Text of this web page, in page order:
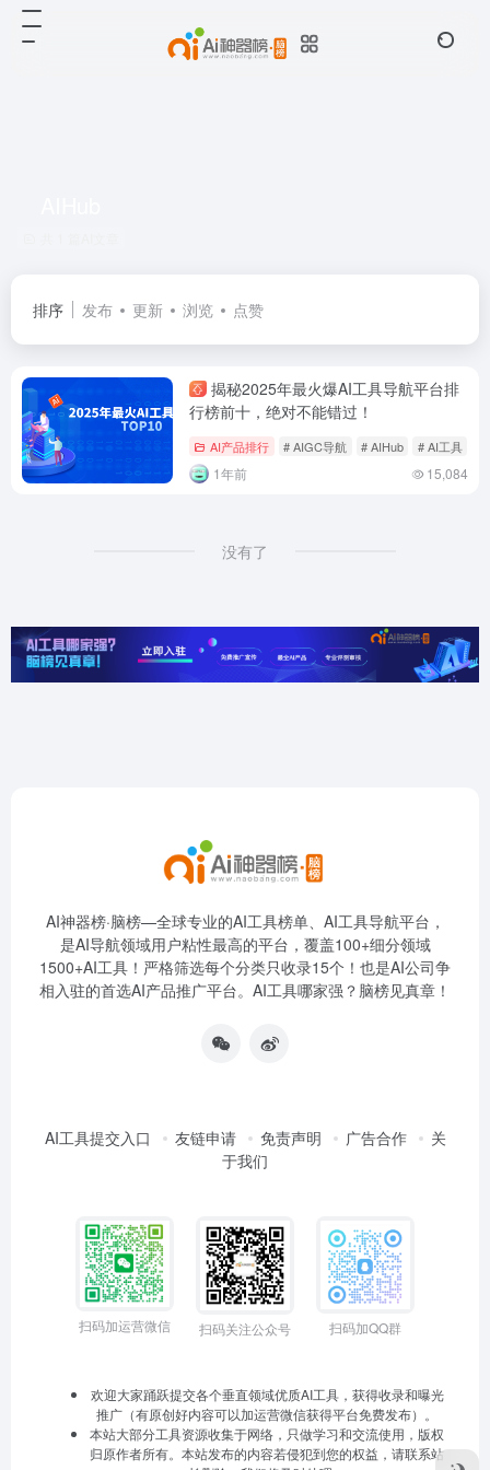
排序 发布 更新 浏览 点赞
揭秘2025年最火爆AI工具导航平台排
行榜前十，绝对不能错过！
AI产品排行 # AIGC导航 # AIHub # AI工具
1年前 15,084
没有了
AI神器榜·脑榜—全球专业的AI工具榜单、AI工具导航平台，
是AI导航领域用户粘性最高的平台，覆盖100+细分领域
1500+AI工具！严格筛选每个分类只收录15个！也是AI公司争
相入驻的首选AI产品推广平台。AI工具哪家强？脑榜见真章！
AI工具提交入口 友链申请 免责声明 广告合作
关
于我们
扫码加运营微信 扫码关注公众号 扫码加QQ群
欢迎大家踊跃提交各个垂直领域优质AI工具，获得收录和曝光
推广（有原创好内容可以加运营微信获得平台免费发布）。
本站大部分工具资源收集于网络，只做学习和交流使用，版权
归原作者所有。本站发布的内容若侵犯到您的权益，请联系站